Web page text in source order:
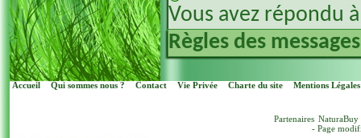
Vous avez répondu
Règles des messages
Accueil Qui sommes nous ? Contact Vie Privée Charte du site Mentions Légales
Partenaires NaturaBuy
- Page